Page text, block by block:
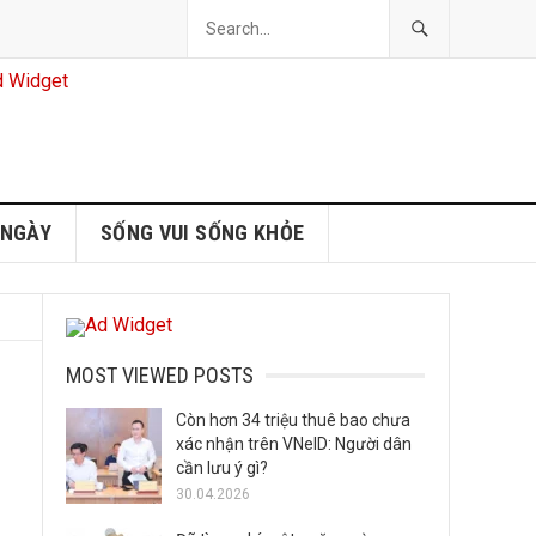
SỐNG VUI SỐNG KHỎE
MOST VIEWED POSTS
Còn hơn 34 triệu thuê bao chưa
xác nhận trên VNeID: Người dân
cần lưu ý gì?
30.04.2026